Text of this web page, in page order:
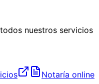
nuestros servicios
Notaría online